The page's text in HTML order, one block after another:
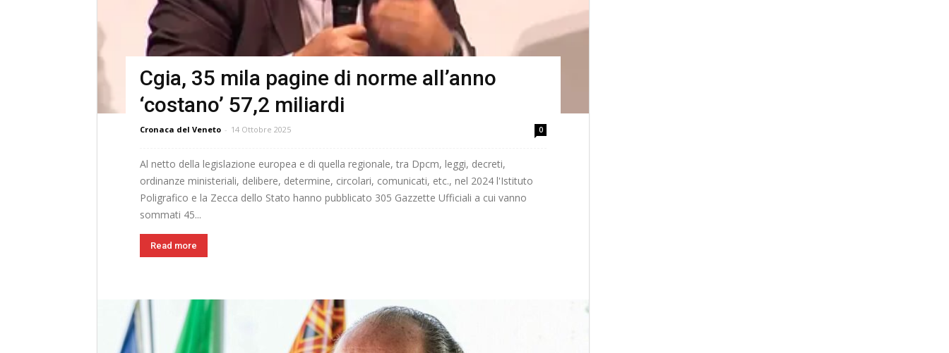
Cgia, 35 mila pagine di norme all’anno
‘costano’ 57,2 miliardi
Cronaca del Veneto - 14 Ottobre 2025 0
Al netto della legislazione europea e di quella regionale, tra Dpcm, leggi, decreti,
ordinanze ministeriali, delibere, determine, circolari, comunicati, etc., nel 2024 l'Istituto
Poligrafico e la Zecca dello Stato hanno pubblicato 305 Gazzette Ufficiali a cui vanno
sommati 45...
Read more